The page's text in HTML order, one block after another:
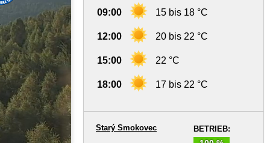
09:00 15 bis 18 °C
12:00 20 bis 22 °C
15:00 22 °C
18:00 17 bis 22 °C
BETRIEB:
Starý Smokovec